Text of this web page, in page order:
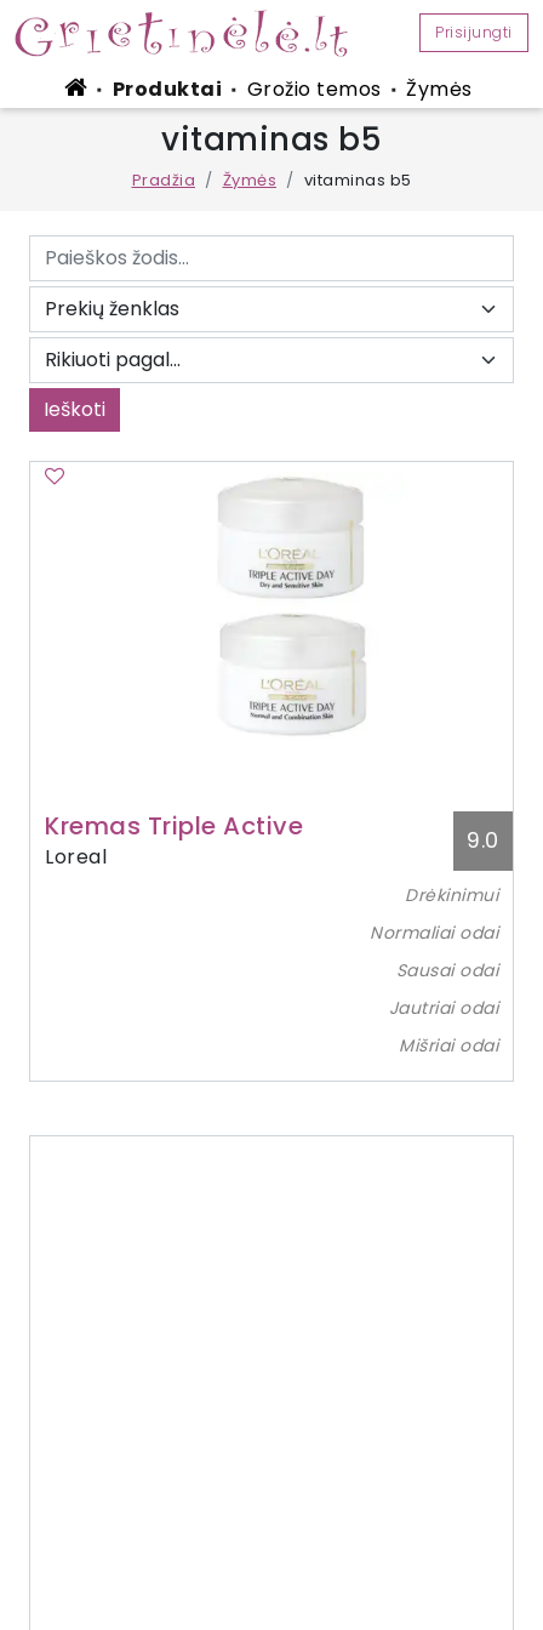
Prisijungti
■ Produktai ■ Grožio temos ■ Žymės
vitaminas b5
Pradžia Žymės vitaminas b5
Ieškoti
Kremas Triple Active
Loreal
9.0
Drėkinimui
Normaliai odai
Sausai odai
Jautriai odai
Mišriai odai